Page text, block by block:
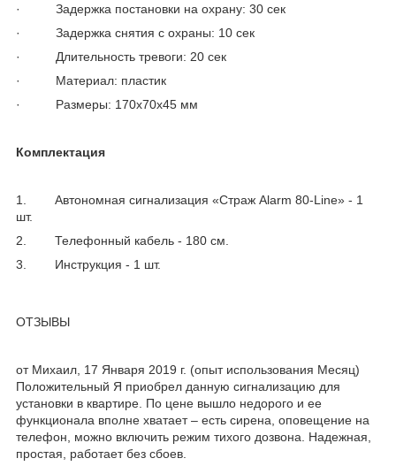
· Задержка постановки на охрану: 30 сек
· Задержка снятия с охраны: 10 сек
· Длительность тревоги: 20 сек
· Материал: пластик
· Размеры: 170х70х45 мм
Комплектация
1. Автономная сигнализация «Страж Alarm 80-Line» - 1
шт.
2. Телефонный кабель - 180 см.
3. Инструкция - 1 шт.
ОТЗЫВЫ
от Михаил, 17 Января 2019 г. (опыт использования Месяц)
Положительный Я приобрел данную сигнализацию для
установки в квартире. По цене вышло недорого и ее
функционала вполне хватает – есть сирена, оповещение на
телефон, можно включить режим тихого дозвона. Надежная,
простая, работает без сбоев.